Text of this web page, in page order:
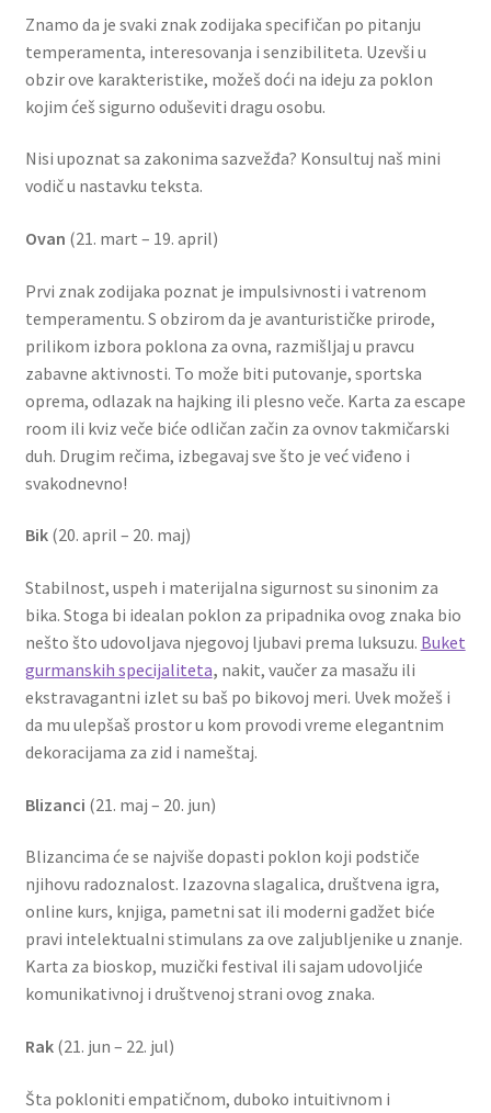
Izdvajamo
Cvece
101 Ruža
Poklon aranzmani izdvajamo
Slatki buketi
Pokloni za Dan zaljubljenih
Pokloni za devojku
Login
My account
Naši partneri
Newsletter
Partners
Premium čokolada
Znamo da je svaki znak zodijaka specifičan po pitanju
temperamenta, interesovanja i senzibiliteta. Uzevši u
obzir ove karakteristike, možeš doći na ideju za poklon
kojim ćeš sigurno oduševiti dragu osobu.
Nisi upoznat sa zakonima sazvežđa? Konsultuj naš mini
vodič u nastavku teksta.
Ovan (21. mart – 19. april)
Prvi znak zodijaka poznat je impulsivnosti i vatrenom
temperamentu. S obzirom da je avanturističke prirode,
prilikom izbora poklona za ovna, razmišljaj u pravcu
zabavne aktivnosti. To može biti putovanje, sportska
oprema, odlazak na hajking ili plesno veče. Karta za escape
room ili kviz veče biće odličan začin za ovnov takmičarski
duh. Drugim rečima, izbegavaj sve što je već viđeno i
svakodnevno!
Bik (20. april – 20. maj)
Stabilnost, uspeh i materijalna sigurnost su sinonim za
bika. Stoga bi idealan poklon za pripadnika ovog znaka bio
nešto što udovoljava njegovoj ljubavi prema luksuzu. Buket
gurmanskih specijaliteta, nakit, vaučer za masažu ili
ekstravagantni izlet su baš po bikovoj meri. Uvek možeš i
da mu ulepšaš prostor u kom provodi vreme elegantnim
dekoracijama za zid i nameštaj.
Blizanci (21. maj – 20. jun)
Blizancima će se najviše dopasti poklon koji podstiče
njihovu radoznalost. Izazovna slagalica, društvena igra,
online kurs, knjiga, pametni sat ili moderni gadžet biće
pravi intelektualni stimulans za ove zaljubljenike u znanje.
Karta za bioskop, muzički festival ili sajam udovoljiće
komunikativnoj i društvenoj strani ovog znaka.
Rak (21. jun – 22. jul)
Šta pokloniti empatičnom, duboko intuitivnom i